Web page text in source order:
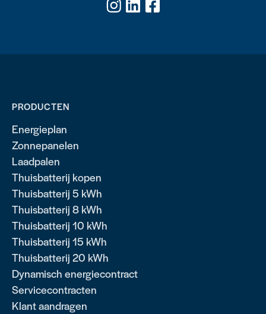
PRODUCTEN
Energieplan
Zonnepanelen
Laadpalen
Thuisbatterij kopen
Thuisbatterij 5 kWh
Thuisbatterij 8 kWh
Thuisbatterij 10 kWh
Thuisbatterij 15 kWh
Thuisbatterij 20 kWh
Dynamisch energiecontract
Servicecontracten
Klant aandragen